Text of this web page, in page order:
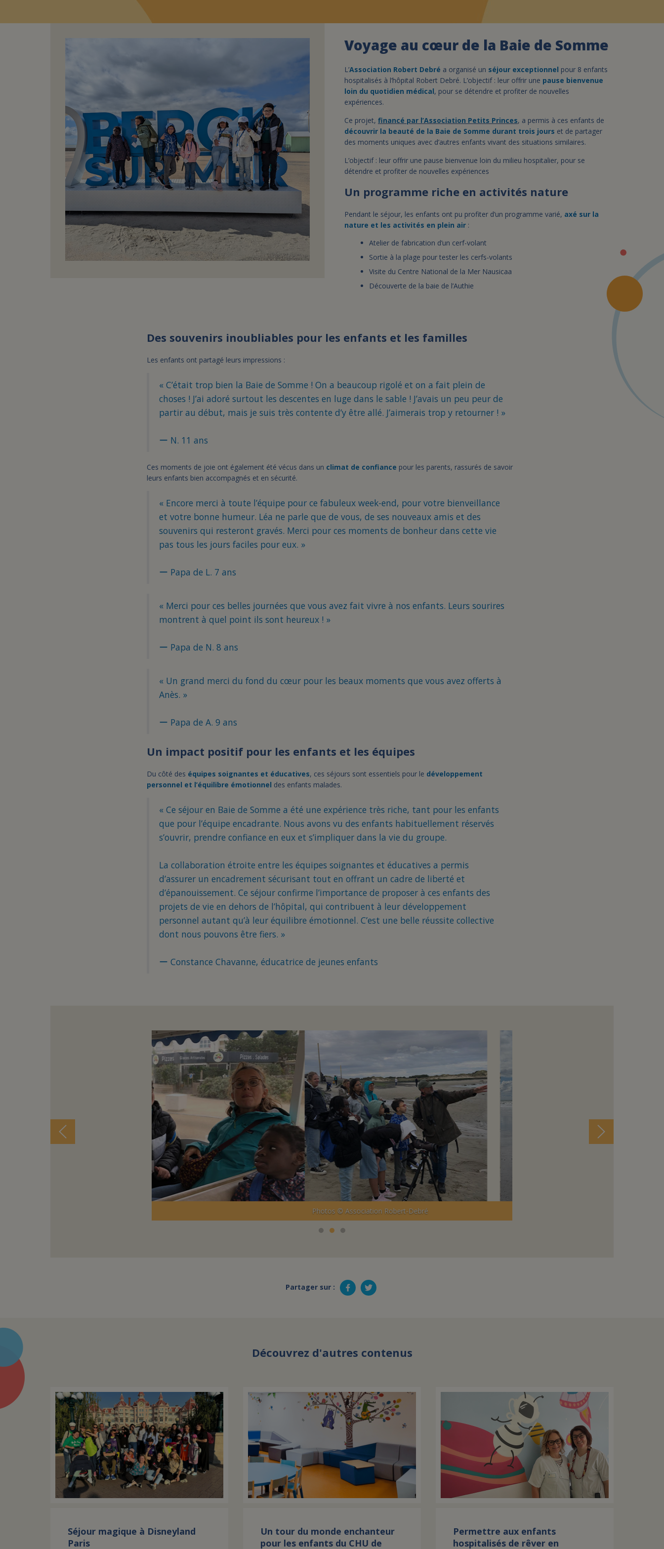
Voyage au cœur de la Baie de Somme
L’Association Robert Debré a organisé un séjour exceptionnel pour 8 enfants
hospitalisés à l’hôpital Robert Debré. L’objectif : leur offrir une pause bienvenue
loin du quotidien médical, pour se détendre et profiter de nouvelles
expériences.
Ce projet, financé par l’Association Petits Princes, a permis à ces enfants de
découvrir la beauté de la Baie de Somme durant trois jours et de partager
des moments uniques avec d’autres enfants vivant des situations similaires.
L’objectif : leur offrir une pause bienvenue loin du milieu hospitalier, pour se
détendre et profiter de nouvelles expériences
Un programme riche en activités nature
Pendant le séjour, les enfants ont pu profiter d’un programme varié, axé sur la
nature et les activités en plein air :
Atelier de fabrication d’un cerf-volant
Sortie à la plage pour tester les cerfs-volants
Visite du Centre National de la Mer Nausicaa
Découverte de la baie de l’Authie
Des souvenirs inoubliables pour les enfants et les familles
Les enfants ont partagé leurs impressions :
« C’était trop bien la Baie de Somme ! On a beaucoup rigolé et on a fait plein de
choses ! J’ai adoré surtout les descentes en luge dans le sable ! J’avais un peu peur de
partir au début, mais je suis très contente d’y être allé. J’aimerais trop y retourner ! »
ー N. 11 ans
Ces moments de joie ont également été vécus dans un climat de confiance pour les parents, rassurés de savoir
leurs enfants bien accompagnés et en sécurité.
« Encore merci à toute l’équipe pour ce fabuleux week-end, pour votre bienveillance
et votre bonne humeur. Léa ne parle que de vous, de ses nouveaux amis et des
souvenirs qui resteront gravés. Merci pour ces moments de bonheur dans cette vie
pas tous les jours faciles pour eux. »
ー Papa de L. 7 ans
« Merci pour ces belles journées que vous avez fait vivre à nos enfants. Leurs sourires
montrent à quel point ils sont heureux ! »
ー Papa de N. 8 ans
« Un grand merci du fond du cœur pour les beaux moments que vous avez offerts à
Anès. »
ー Papa de A. 9 ans
Un impact positif pour les enfants et les équipes
Du côté des équipes soignantes et éducatives, ces séjours sont essentiels pour le développement
personnel et l’équilibre émotionnel des enfants malades.
« Ce séjour en Baie de Somme a été une expérience très riche, tant pour les enfants
que pour l’équipe encadrante. Nous avons vu des enfants habituellement réservés
s’ouvrir, prendre confiance en eux et s’impliquer dans la vie du groupe.
La collaboration étroite entre les équipes soignantes et éducatives a permis
d’assurer un encadrement sécurisant tout en offrant un cadre de liberté et
d’épanouissement. Ce séjour confirme l’importance de proposer à ces enfants des
projets de vie en dehors de l’hôpital, qui contribuent à leur développement
personnel autant qu’à leur équilibre émotionnel. C’est une belle réussite collective
dont nous pouvons être fiers. »
ー Constance Chavanne, éducatrice de jeunes enfants
Partager sur :
Découvrez d'autres contenus
Séjour magique à Disneyland
Paris
Un tour du monde enchanteur
pour les enfants du CHU de
Permettre aux enfants
hospitalisés de rêver en